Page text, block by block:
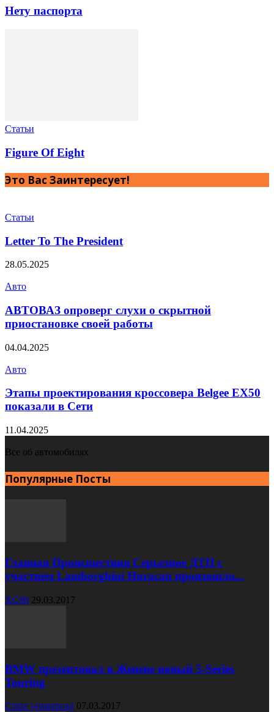
Нету паспорта
Статьи
Figure Of Eight
Это Вас Заинтересует!
Статьи
Letter To The President
28.05.2025
Авто
АВТОВАЗ опроверг слухи о скрытной
приостановке своей работы
04.04.2025
Авто
Этапы проектирования кроссовера Belgee EX50
показали в Сети
11.04.2025
Все об автомобилях
Популярные Посты
Главная Происшествия Серьезное ДТП с
участием Lamborghini Huracan произошло...
XC90 29.03.2017
BMW презентовал в Женеве новый 5-Series
Touring
Cruze универсал 07.03.2017